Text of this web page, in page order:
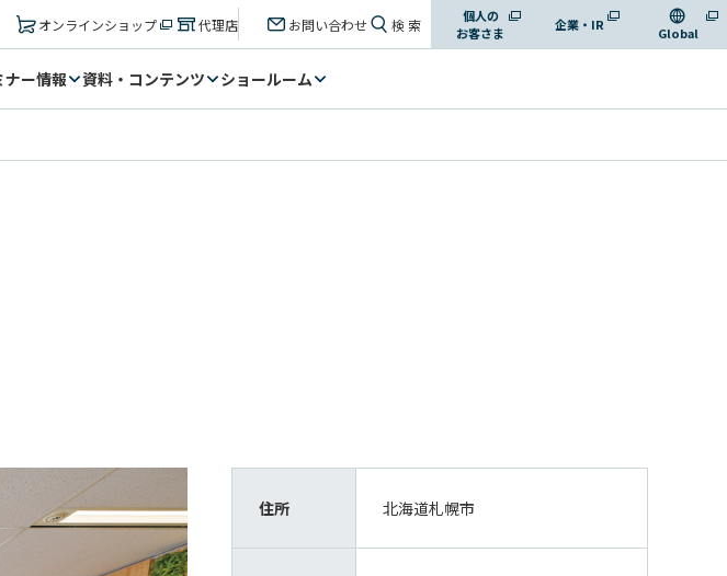
ナー情報 資料・コンテンツ ショールーム
オンラインショップ 代理店 お問い合わせ 検 索
個人の
お客さま
企業・IR Global
住所 北海道札幌市